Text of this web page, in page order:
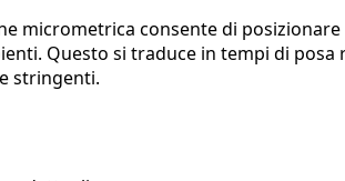
micrometrica consente di
Questo si traduce in tempi di
stringenti.